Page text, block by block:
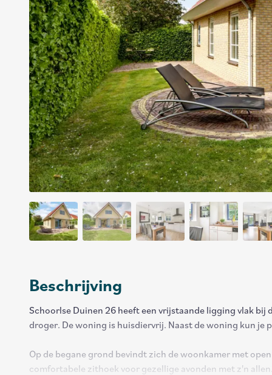
Beschrijving
Schoorlse Duinen 26 heeft een vrijstaande ligging vlak bij
droger. De woning is huisdiervrij. Naast de woning kun je
Op de begane grond bevindt zich de woonkamer met
comfortabele zithoek voor gezellige avonden met z'n